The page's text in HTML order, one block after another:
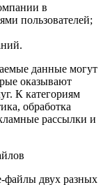
в
пользователей;
данные могут
оказывают
К категориям
обработка
рассылки и
файлы двух разных